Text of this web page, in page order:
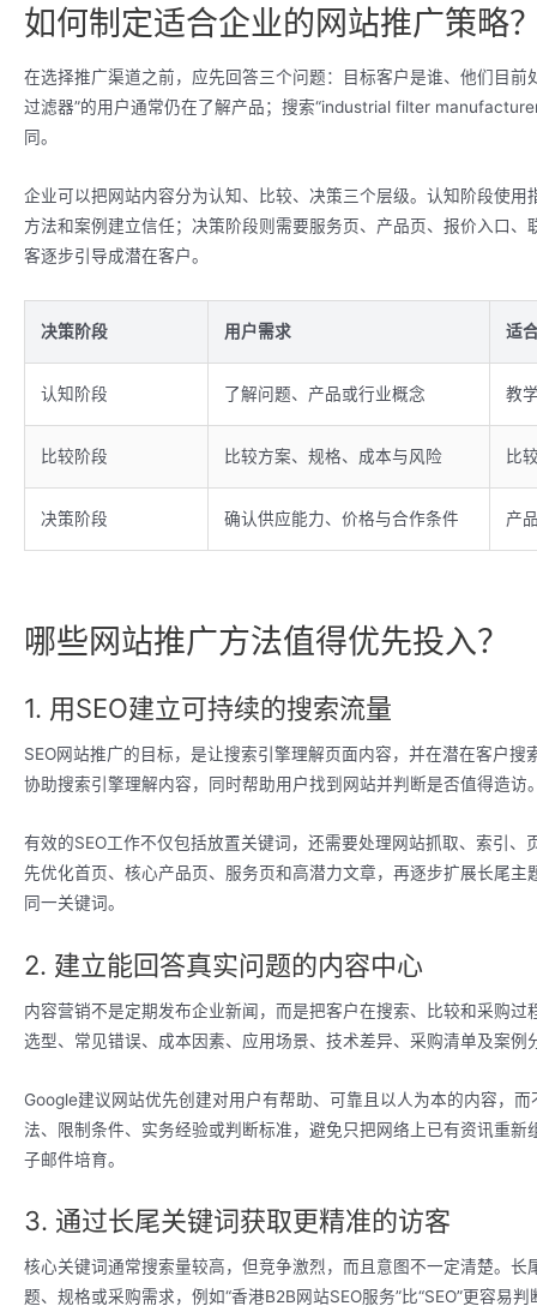
如何制定适合企业的网站推广策略
在选择推广渠道之前，应先回答三个问题：目标客户是谁、他们目
过滤器”的用户通常仍在了解产品；搜索“industrial filter
同。
企业可以把网站内容分为认知、比较、决策三个层级。认知阶段使
方法和案例建立信任；决策阶段则需要服务页、产品页、报价入口
客逐步引导成潜在客户。
决策阶段 用户需求 适
认知阶段 了解问题、产品或行业概念 教
比较阶段 比较方案、规格、成本与风险 比
决策阶段 确认供应能力、价格与合作条件 产
哪些网站推广方法值得优先投入？
1. 用SEO建立可持续的搜索流量
SEO网站推广的目标，是让搜索引擎理解页面内容，并在潜在客户
协助搜索引擎理解内容，同时帮助用户找到网站并判断是否值得造访
有效的SEO工作不仅包括放置关键词，还需要处理网站抓取、索引
先优化首页、核心产品页、服务页和高潜力文章，再逐步扩展长尾
同一关键词。
2. 建立能回答真实问题的内容中心
内容营销不是定期发布企业新闻，而是把客户在搜索、比较和采购
选型、常见错误、成本因素、应用场景、技术差异、采购清单及案例
Google建议网站优先创建对用户有帮助、可靠且以人为本的内容，
法、限制条件、实务经验或判断标准，避免只把网络上已有资讯重
子邮件培育。
3. 通过长尾关键词获取更精准的访客
核心关键词通常搜索量较高，但竞争激烈，而且意图不一定清楚。
题、规格或采购需求，例如“香港B2B网站SEO服务”比“SEO”更容易